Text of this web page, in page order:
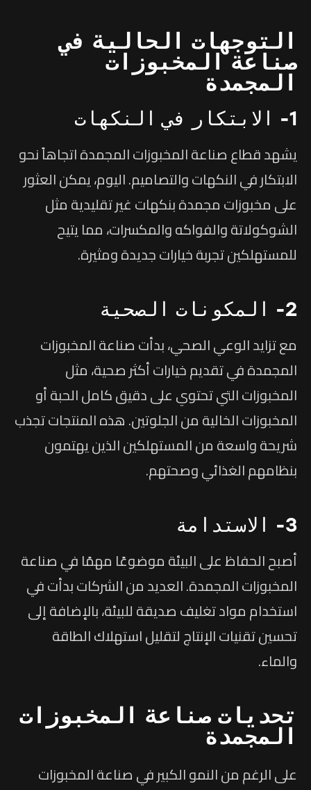
التوجهات الحالية في
صناعة المخبوزات
المجمدة
1- الابتكار في النكهات
يشهد قطاع صناعة المخبوزات المجمدة اتجاهاً نحو
الابتكار في النكهات والتصاميم. اليوم، يمكن العثور
على مخبوزات مجمدة بنكهات غير تقليدية مثل
الشوكولاتة والفواكه والمكسرات، مما يتيح
للمستهلكين تجربة خيارات جديدة ومثيرة.
2- المكونات الصحية
مع تزايد الوعي الصحي، بدأت صناعة المخبوزات
المجمدة في تقديم خيارات أكثر صحية، مثل
المخبوزات التي تحتوي على دقيق كامل الحبة أو
المخبوزات الخالية من الجلوتين. هذه المنتجات تجذب
شريحة واسعة من المستهلكين الذين يهتمون
بنظامهم الغذائي وصحتهم.
3- الاستدامة
أصبح الحفاظ على البيئة موضوعًا مهمًا في صناعة
المخبوزات المجمدة. العديد من الشركات بدأت في
استخدام مواد تغليف صديقة للبيئة، بالإضافة إلى
تحسين تقنيات الإنتاج لتقليل استهلاك الطاقة
والماء.
تحديات صناعة المخبوزات
المجمدة
على الرغم من النمو الكبير في صناعة المخبوزات